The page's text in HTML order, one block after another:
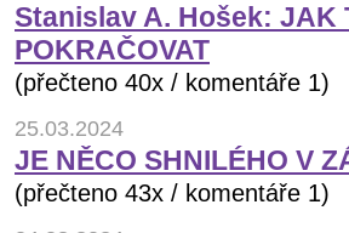
Stanislav A. Hošek: JAK
POKRAČOVAT
(přečteno 40x / komentáře 1)
25.03.2024
JE NĚCO SHNILÉHO V
(přečteno 43x / komentáře 1)